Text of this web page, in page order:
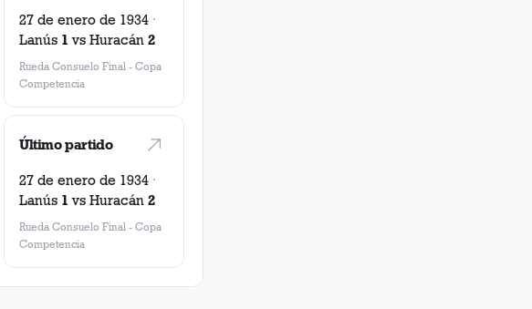
27 de enero de 1934 ·
Lanús 1 vs Huracán 2
Rueda Consuelo Final - Copa
Competencia
Último partido
27 de enero de 1934 ·
Lanús 1 vs Huracán 2
Rueda Consuelo Final - Copa
Competencia